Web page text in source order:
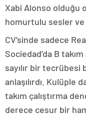
Xabi Alonso olduğu
homurtulu sesler ve
CV’sinde sadece
Sociedad’da B
sayılır bir
anlaşılırdı. Kulüple
takım çalıştırma
derece cesur bir